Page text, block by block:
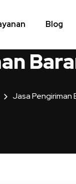
Blog
Jasa Pengiriman